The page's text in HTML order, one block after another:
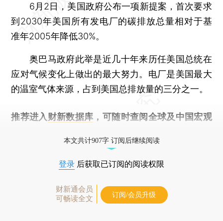
6月2日，美国政府公布一项新提案，首次要求
到2030年美国所有发电厂的碳排放总量相对于基
准年2005年降低30%。
奥巴马政府此举是近几十年来历任美国总统在
应对气候变化上做出的最大努力。电厂是美国最大
的温室气体来源，占到美国总排放量的三分之一。
推荐进入 财新数据库 ，可随时查阅全球及中国宏观
本文共计907字 订阅后继续阅读
登录 后获取已订阅的阅读权限
财新通会员
可畅读全文
订阅/会员升级